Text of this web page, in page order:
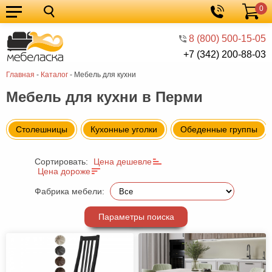
8 (800) 500-15-05
+7 (342) 200-88-03
Корзина
0
Главная - Каталог - Мебель для кухни
Кухонные
гарнитуры
Мебель
для
кухни
Мебель
для
спальни
Кровати
Шкафы
Диваны
Мягкая
мебель
Детская
Мебель для кухни в Перми
Cтолешницы Кухонные уголки Обеденные группы
Сортировать:
Цена дешевле
Цена дороже
Фабрика мебели:
Параметры поиска